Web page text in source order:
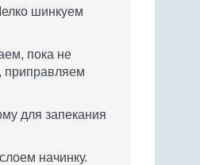
шинкуем
пока не
приправляем
для запекания
начинку.